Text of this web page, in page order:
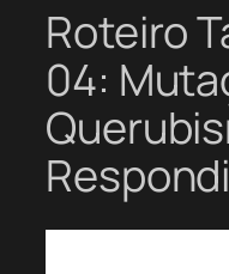
Roteiro
04: